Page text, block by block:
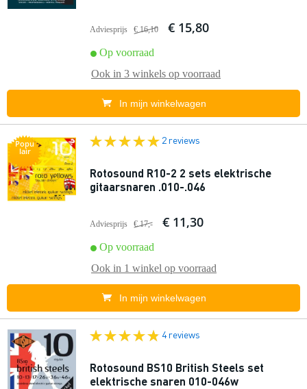
Adviesprijs € 16,10 € 15,80
Op voorraad
Ook in 3 winkels op voorraad
In mijn winkelwagen
Popu
lair
2 reviews
Rotosound R10-2 2 sets elektrische
gitaarsnaren .010-.046
Adviesprijs € 17,- € 11,30
Op voorraad
Ook in 1 winkel op voorraad
In mijn winkelwagen
4 reviews
Rotosound BS10 British Steels set
elektrische snaren 010-046w